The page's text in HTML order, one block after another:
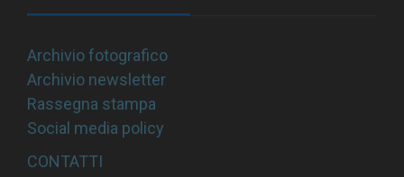
Archivio fotografico
Archivio newsletter
Rassegna stampa
Social media policy
CONTATTI